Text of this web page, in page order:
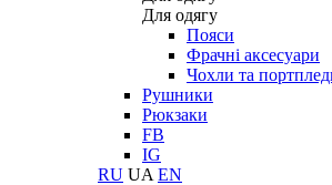
Для одягу
Пояси
Фрачні аксесуари
Чохли та
Рушники
Рюкзаки
FB
IG
RU UA EN